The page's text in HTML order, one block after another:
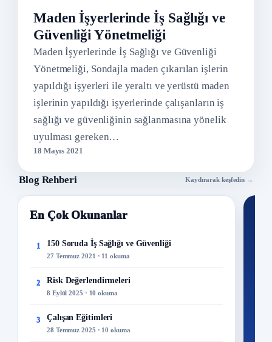
Maden İşyerlerinde İş Sağlığı ve
Güvenliği Yönetmeliği
Maden İşyerlerinde İş Sağlığı ve Güvenliği
Yönetmeliği, Sondajla maden çıkarılan işlerin
yapıldığı işyerleri ile yeraltı ve yerüstü maden
işlerinin yapıldığı işyerlerinde çalışanların iş
sağlığı ve güvenliğinin sağlanmasına yönelik
uyulması gereken…
18 Mayıs 2021
Blog Rehberi Kaydırarak keşfedin →
En Çok Okunanlar
1 150 Soruda İş Sağlığı ve Güvenliği
27 Temmuz 2021 · 11 okuma
2 Risk Değerlendirmeleri
8 Eylül 2025 · 10 okuma
3 Çalışan Eğitimleri
28 Temmuz 2025 · 10 okuma